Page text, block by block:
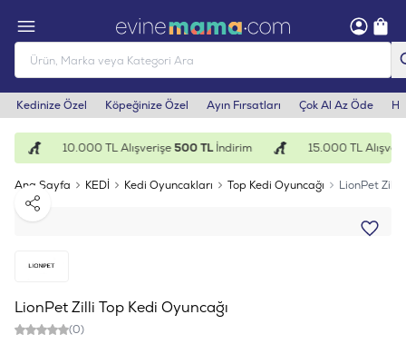
Kedinize Özel Köpeğinize Özel Ayın Fırsatları Çok Al Az Öde
10.000 TL Alışverişe500 TLİndirim 15.000 TL
Ana Sayfa KEDİ Kedi Oyuncakları Top Kedi Oyuncağı
LionPet Zilli
Paylaş
LionPet Zilli Top Kedi Oyuncağı
(0)